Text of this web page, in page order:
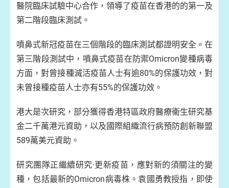
醫院臨床試驗中心合作，領導了疫苗在香港的的第一及
第二階段臨床測試。
噴鼻式新冠疫苗在三個階段的臨床測試都證明安全。在
第三階段測試中，噴鼻式疫苗在防禦Omicron變種病毒
方面，對曾接種滅活疫苗人士有逾80%的保護功效，對
未曾接種疫苗人士亦有55%的保護功效。
港大是次研究，部分獲得香港特區政府醫療衞生研究基
金二千萬港元資助，以及國際組織流行病預防創新聯盟
589萬美元資助。
研究團隊正繼續研究·更新疫苗，應對新的須關注的變
種，包括最新的Omicron病毒株。袁國勇教授指，即使